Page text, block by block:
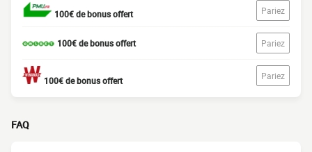
100€ de bonus offert Pariez
100€ de bonus offert Pariez
100€ de bonus offert Pariez
FAQ